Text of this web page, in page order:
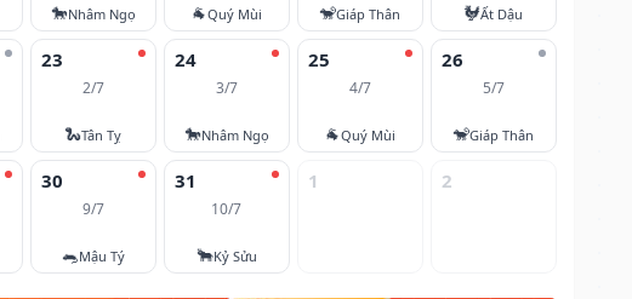
🐎Nhâm Ngọ 🐐Quý Mùi 🐒Giáp Thân 🐓Ất Dậu
23
2/7
🐍Tân Tỵ
24
3/7
🐎Nhâm Ngọ
25
4/7
🐐Quý Mùi
26
5/7
🐒Giáp Thân
30
9/7
🐀Mậu Tý
31
10/7
🐂Kỷ Sửu
1 2